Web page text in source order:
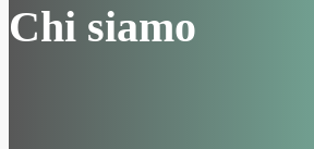
Chi siamo